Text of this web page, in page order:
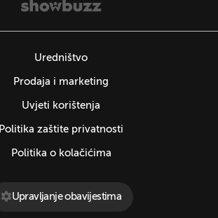
Uredništvo
Prodaja i marketing
Uvjeti korištenja
Politika zaštite privatnosti
Politika o kolačićima
Upravljanje obavijestima